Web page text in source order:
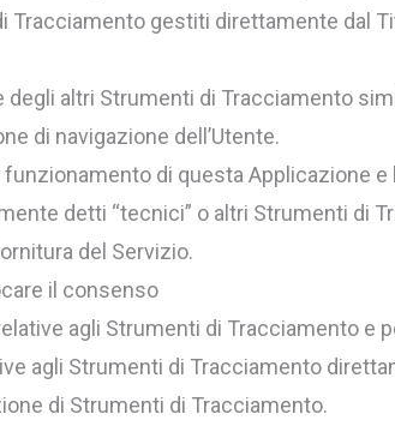
Tracciamento gestiti direttamente dal
degli altri Strumenti di Tracciamento
di navigazione dell’Utente.
di questa Applicazione e
detti “tecnici” o altri Strumenti di
del Servizio.
il consenso
agli Strumenti di Tracciamento e
agli Strumenti di Tracciamento
di Strumenti di Tracciamento.